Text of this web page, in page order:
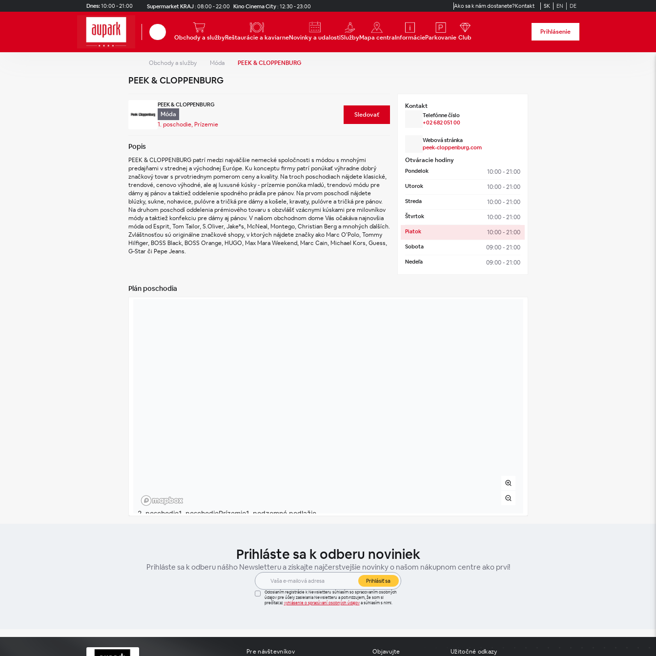
Dnes: 10:00 - 21:00 Supermarket KRAJ: 08:00 - 22:00 Kino Cinema City: 12:30 - 23:00 Ako sa k nám dostanete?Kontakt SK EN DE
Hľadať
Obchody a službyReštaurácie a kaviarneNovinky a udalostiSlužbyMapa centraInformácieParkovanie Club
Prihlásenie
Obchody a služby Móda PEEK & CLOPPENBURG
PEEK & CLOPPENBURG
PEEK & CLOPPENBURG
Móda
1. poschodie, Prízemie
Sledovať
Popis
PEEK & CLOPPENBURG patrí medzi najväčšie nemecké spoločnosti s módou s mnohými
predajňami v strednej a východnej Európe. Ku konceptu firmy patrí ponúkať výhradne dobrý
značkový tovar s prvotriednym pomerom ceny a kvality. Na troch poschodiach nájdete klasické,
trendové, cenovo výhodné, ale aj luxusné kúsky - prízemie ponúka mladú, trendovú módu pre
dámy aj pánov a taktiež oddelenie spodného prádla pre pánov. Na prvom poschodí nájdete
blúzky, sukne, nohavice, pulóvre a tričká pre dámy a košele, kravaty, pulóvre a tričká pre pánov.
Na druhom poschodí oddelenia prémiového tovaru s obzvlášť vzácnymi kúskami pre milovníkov
módy a taktiež konfekciu pre dámy aj pánov. V našom obchodnom dome Vás očakáva najnovšia
móda od Esprit, Tom Tailor, S.Oliver, Jake*s, McNeal, Montego, Christian Berg a mnohých ďalších.
Zvláštnosťou sú originálne značkové shopy, v ktorých nájdete značky ako Marc O’Polo, Tommy
Hilfiger, BOSS Black, BOSS Orange, HUGO, Max Mara Weekend, Marc Cain, Michael Kors, Guess,
G-Star či Pepe Jeans.
Kontakt
Telefónne číslo
+02 682 051 00
Webová stránka
peek-cloppenburg.com
Otváracie hodiny
Pondelok 10:00 - 21:00
Utorok 10:00 - 21:00
Streda 10:00 - 21:00
Štvrtok 10:00 - 21:00
Piatok 10:00 - 21:00
Sobota 09:00 - 21:00
Nedeľa 09:00 - 21:00
Plán poschodia
Prihláste sa k odberu noviniek
Prihláste sa k odberu nášho Newsletteru a získajte najčerstvejšie novinky o našom nákupnom centre ako prví!
Prihlásiť sa
Odoslaním registrácie k Newsletteru súhlasím so spracovaním osobných
údajov pre účely zasielania Newsletteru a potvrdzujem, že som si
prečítal(a) vyhlásenie o spracúvaní osobných údajova súhlasím s nimi.
Pre návštevníkov Objavujte Užitočné odkazy